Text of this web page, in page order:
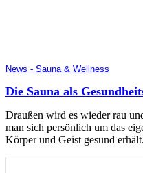
News - Sauna & Wellness
Die Sauna als
Draußen wird es wieder rau
man sich persönlich um das
Körper und Geist gesund erhält.